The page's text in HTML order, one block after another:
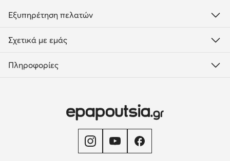
Εξυπηρέτηση πελατών
Σχετικά με εμάς
Πληροφορίες